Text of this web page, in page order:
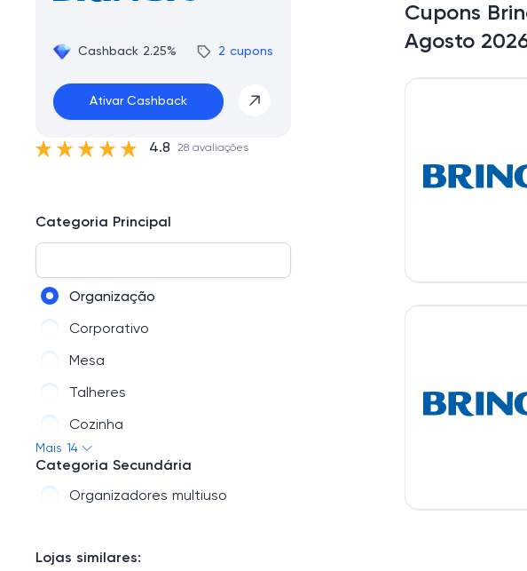
Cashback 2.25% 2 cupons
Ativar Cashback
4.8 28 avaliações
Categoria Principal
Organização
Corporativo
Mesa
Talheres
Cozinha
Panelas
Lavanderia
Facas
Mais 14
Categoria Secundária
Organizadores multiuso
Lojas similares:
Cupons
Agosto